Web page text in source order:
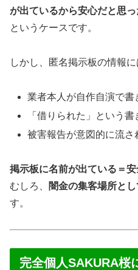
が出ているから安心だと思っ
というケースです。
しかし、匿名掲示板の情報
業者本人が自作自演で書
「借りられた」という
被害報告が意図的に流さ
掲示板に名前が出ている＝安
むしろ、
闇金の集客場所と
す。
完全個人SAKURA桜